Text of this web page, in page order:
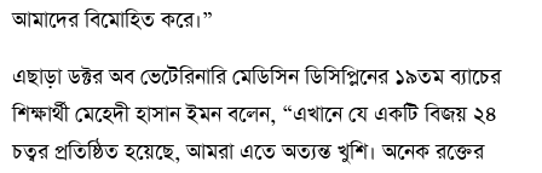
আমাদের বিমোহিত করে।”
এছাড়া ডক্টর অব ভেটেরিনারি মেডিসিন ডিসিপ্লিনের ১৯তম ব্যাচের
শিক্ষার্থী মেহেদী হাসান ইমন বলেন, “এখানে যে একটি বিজয় ২৪
চত্বর প্রতিষ্ঠিত হয়েছে, আমরা এতে অত্যন্ত খুশি। অনেক রক্তের